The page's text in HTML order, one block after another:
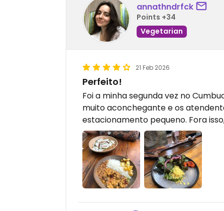
annathndrfck
Points +34
Vegetarian
21 Feb 2026
Perfeito!
Foi a minha segunda vez no
muito aconchegante e os
estacionamento pequeno. Fora